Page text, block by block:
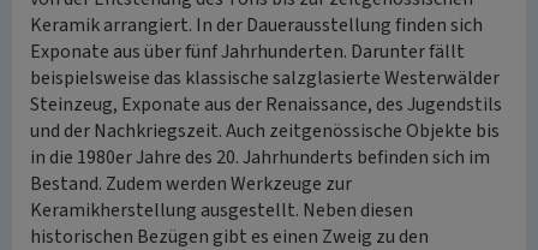
Keramik arrangiert. In der Dauerausstellung finden sich
Exponate aus über fünf Jahrhunderten. Darunter fällt
beispielsweise das klassische salzglasierte Westerwälder
Steinzeug, Exponate aus der Renaissance, des Jugendstils
und der Nachkriegszeit. Auch zeitgenössische Objekte bis
in die 1980er Jahre des 20. Jahrhunderts befinden sich im
Bestand. Zudem werden Werkzeuge zur
Keramikherstellung ausgestellt. Neben diesen
historischen Bezügen gibt es einen Zweig zu den